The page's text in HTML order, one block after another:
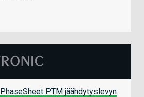
PTM jäähdytyslevyn